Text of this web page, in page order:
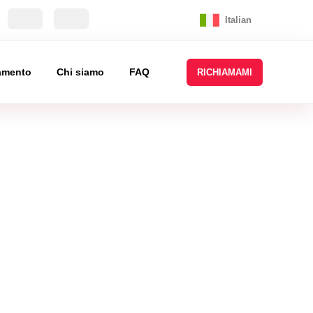
Italian
Chi siamo FAQ RICHIAMAMI